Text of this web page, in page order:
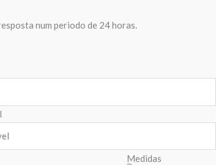
num periodo de 24 horas.
Medidas